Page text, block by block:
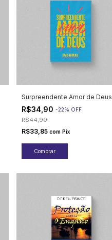
Surpreendente Amor de Deus
R$34,90 -22% OFF
R$44,90
R$33,85 com Pix